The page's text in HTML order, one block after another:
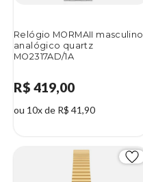
Relógio MORMAII masculino
analógico quartz
MO2317AD/1A
R$ 419,00
ou 10x de R$ 41,90